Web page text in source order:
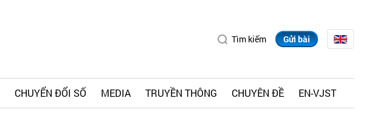
Tìm kiếm Gửi bài
CHUYỂN ĐỔI SỐ MEDIA TRUYỀN THÔNG CHUYÊN ĐỀ EN-VJST